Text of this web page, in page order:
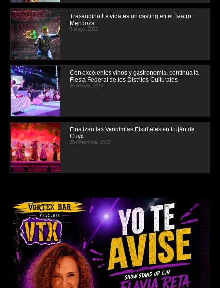
Trasandino La vida es un casting en el Teatro
Mendoza
5 mayo, 2022
Con excelentes vinos y gastronomía, continúa la
Fiesta Federal de los Distritos Culturales
28 febrero, 2019
Finalizan las Vendimias Distritales en Luján de
Cuyo
28 noviembre, 2023